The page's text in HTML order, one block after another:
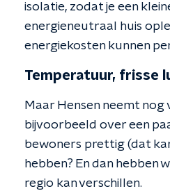
isolatie, zodat je een
energieneutraal huis
energiekosten kunnen
Temperatuur, frisse
Maar Hensen neemt nog
bijvoorbeeld over een
bewoners prettig (dat
hebben? En dan hebben
regio kan verschillen.